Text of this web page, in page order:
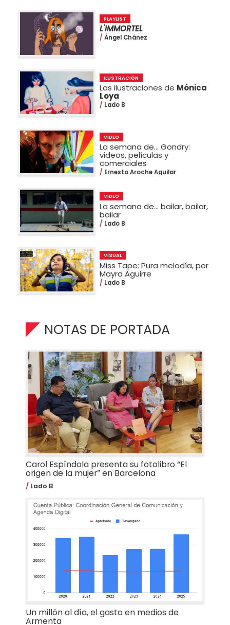
PLAYLIST
L'IMMORTEL
Ángel Chánez
ILUSTRACIÓN
Las ilustraciones de Mónica
Loya
Lado B
VIDEO
La semana de... Gondry:
videos, películas y
comerciales
Ernesto Aroche Aguilar
VIDEO
La semana de... bailar, bailar,
bailar
Lado B
VISUAL
Miss Tape: Pura melodía, por
Mayra Aguirre
Lado B
NOTAS DE PORTADA
Carol Espíndola presenta su fotolibro “El
origen de la mujer” en Barcelona
Lado B
Un millón al día, el gasto en medios de
Armenta